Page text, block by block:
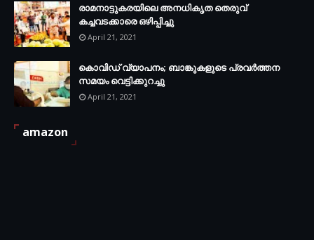
രാമനാട്ടുകരയിലെ അനധികൃത തെരുവ്
കച്ചവടക്കാരെ ഒഴിപ്പിച്ചു
April 21, 2021
കൊവിഡ് വ്യാപനം; ബാങ്കുകളുടെ പ്രവർത്തന
സമയം വെട്ടിക്കുറച്ചു
April 21, 2021
amazon